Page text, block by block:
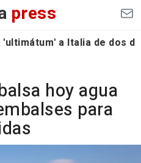
press
'ultimátum' a Italia de dos
hoy agua
para